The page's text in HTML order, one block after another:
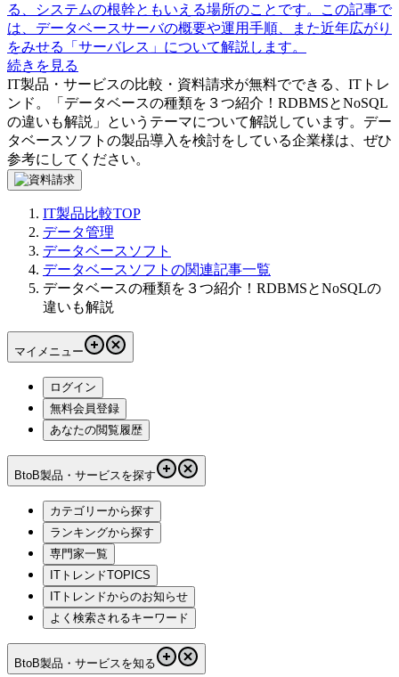
る、システムの根幹ともいえる場所のことです。この記事で
は、データベースサーバの概要や運用手順、また近年広がり
をみせる「サーバレス」について解説します。
続きを見る
IT製品・サービスの比較・資料請求が無料でできる、ITトレ
ンド。「 データベースの種類を３つ紹介！RDBMSとNoSQL
の違いも解説 」というテーマについて解説しています。 デー
タベースソフト の製品導入を検討をしている企業様は、ぜひ
参考にしてください。
IT製品比較TOP
データ管理
データベースソフト
データベースソフトの関連記事一覧
データベースの種類を３つ紹介！RDBMSとNoSQLの
違いも解説
マイメニュー
ログイン
無料会員登録
あなたの閲覧履歴
BtoB製品・サービスを探す
カテゴリーから探す
ランキングから探す
専門家一覧
ITトレンドTOPICS
ITトレンドからのお知らせ
よく検索されるキーワード
BtoB製品・サービスを知る